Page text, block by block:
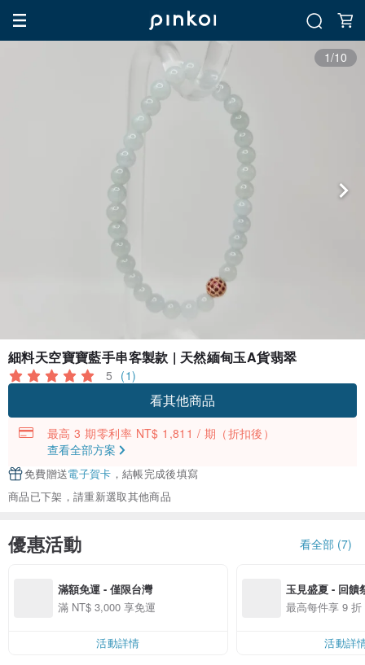
1/10
細料天空寶寶藍手串客製款 | 天然緬甸玉A貨翡翠
5 (1)
看其他商品
最高 3 期零利率 NT$ 1,811 / 期 （折扣後）
查看全部方案
免費贈送電子賀卡 ，結帳完成後填寫
商品已下架，請重新選取其他商品
優惠活動 看全部 (7)
滿額免運 - 僅限台灣
滿 NT$ 3,000 享免運
活動詳情
玉見盛夏 - 回饋
最高每件享 9 折
活動詳